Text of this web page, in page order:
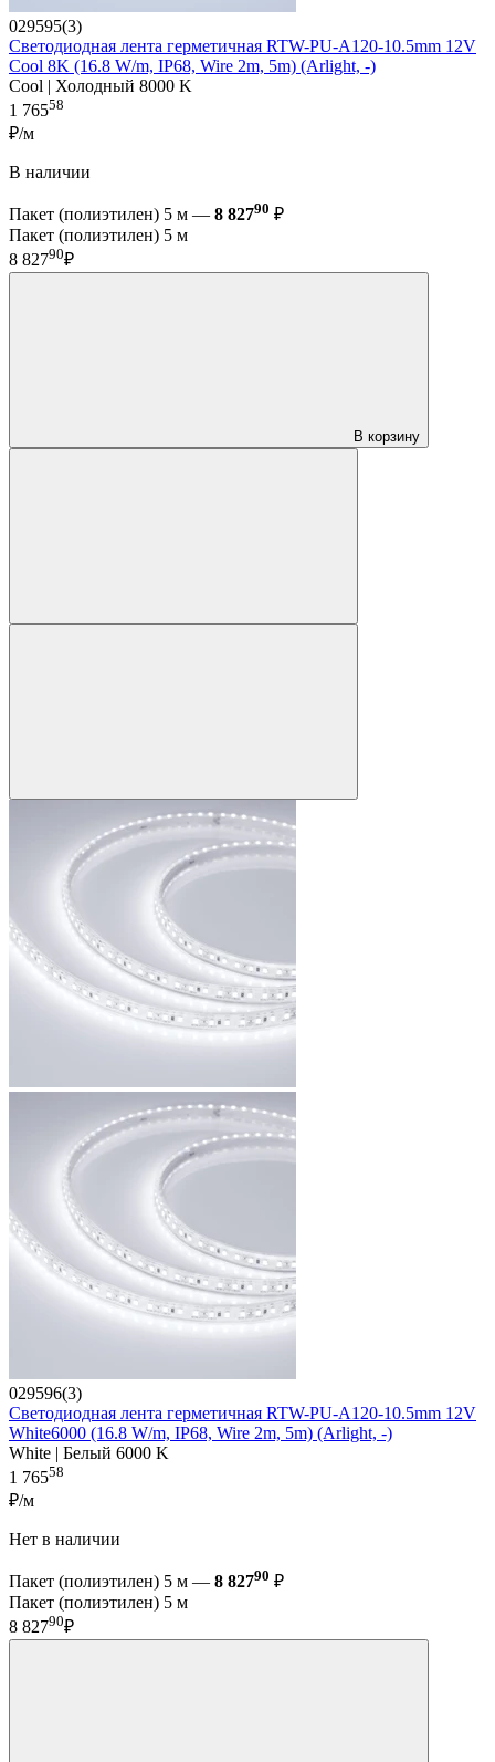
029595(3)
Светодиодная лента герметичная RTW-PU-A120-10.5mm 12V
Cool 8K (16.8 W/m, IP68, Wire 2m, 5m) (Arlight, -)
Cool | Холодный 8000 K
1 76558
₽/м
В наличии
Пакет (полиэтилен) 5 м — 8 82790 ₽
Пакет (полиэтилен) 5 м
8 82790₽
В корзину
029596(3)
Светодиодная лента герметичная RTW-PU-A120-10.5mm 12V
White6000 (16.8 W/m, IP68, Wire 2m, 5m) (Arlight, -)
White | Белый 6000 K
1 76558
₽/м
Нет в наличии
Пакет (полиэтилен) 5 м — 8 82790 ₽
Пакет (полиэтилен) 5 м
8 82790₽